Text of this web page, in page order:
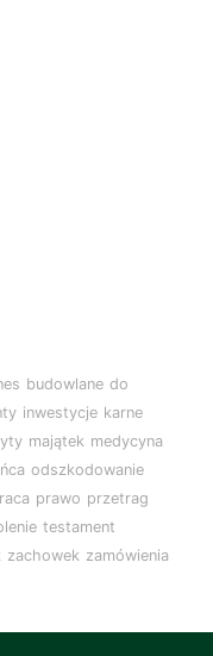
budowlane do
inwestycje karne
majątek medycyna
odszkodowanie
prawo przetrag
testament
zachowek zamówienia